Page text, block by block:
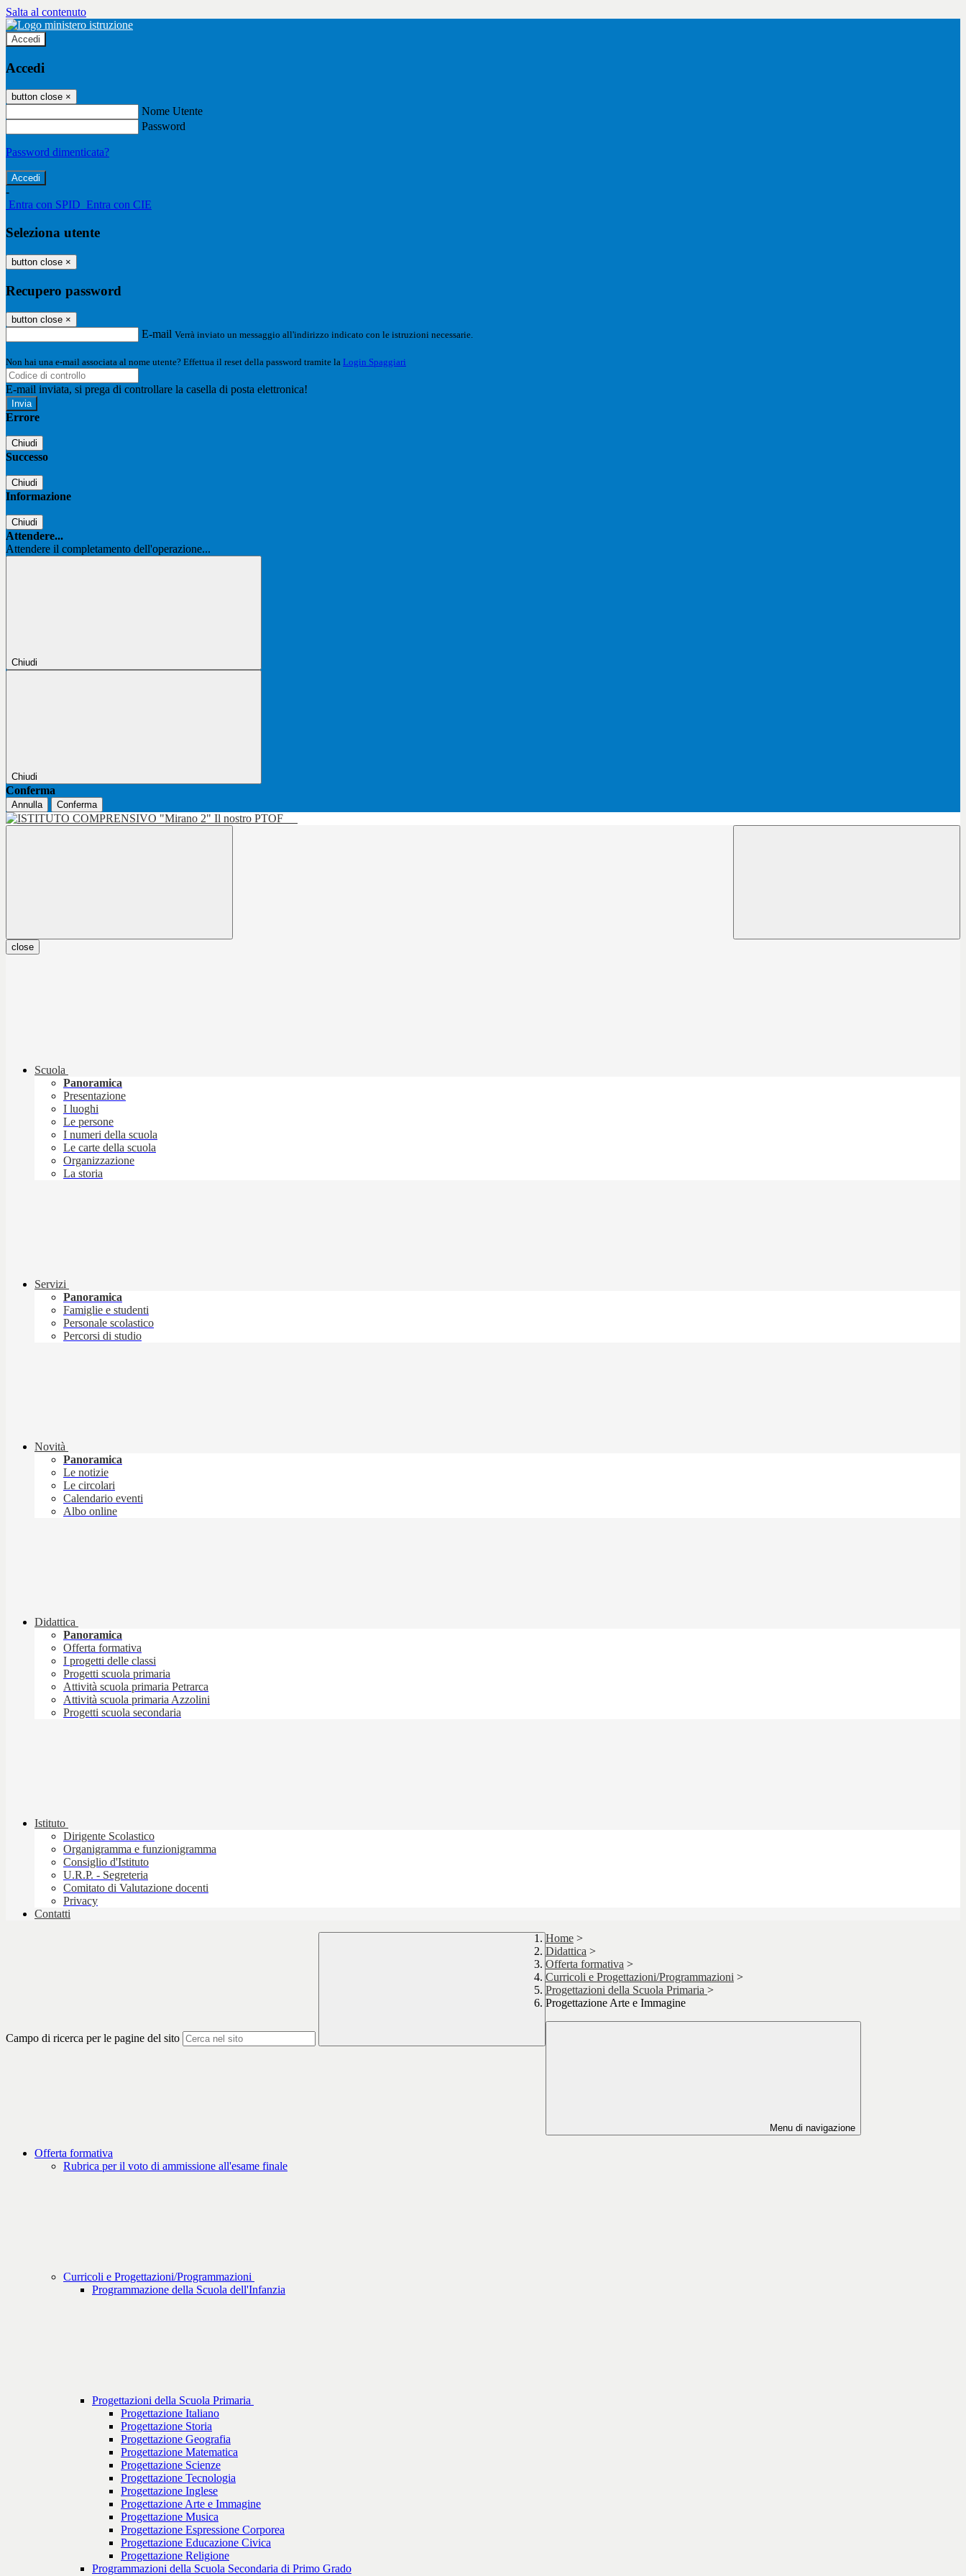
Salta al contenuto
Accedi
Accedi
button close ×
Nome Utente
Password
Password dimenticata?
-
Entra con SPID Entra con CIE
Seleziona utente
button close ×
Recupero password
button close ×
E-mail Verrà inviato un messaggio all'indirizzo indicato con le istruzioni necessarie.
Non hai una e-mail associata al nome utente? Effettua il reset della password tramite la Login Spaggiari
E-mail inviata, si prega di controllare la casella di posta elettronica!
Errore
Chiudi
Successo
Chiudi
Informazione
Chiudi
Attendere...
Attendere il completamento dell'operazione...
Chiudi
Chiudi
Conferma
Annulla Conferma
Il nostro PTOF
close
Scuola
Panoramica
Presentazione
I luoghi
Le persone
I numeri della scuola
Le carte della scuola
Organizzazione
La storia
Servizi
Panoramica
Famiglie e studenti
Personale scolastico
Percorsi di studio
Novità
Panoramica
Le notizie
Le circolari
Calendario eventi
Albo online
Didattica
Panoramica
Offerta formativa
I progetti delle classi
Progetti scuola primaria
Attività scuola primaria Petrarca
Attività scuola primaria Azzolini
Progetti scuola secondaria
Istituto
Dirigente Scolastico
Organigramma e funzionigramma
Consiglio d'Istituto
U.R.P. - Segreteria
Comitato di Valutazione docenti
Privacy
Contatti
Campo di ricerca per le pagine del sito
Home >
Didattica >
Offerta formativa >
Curricoli e Progettazioni/Programmazioni >
Progettazioni della Scuola Primaria >
Progettazione Arte e Immagine
Menu di navigazione
Offerta formativa
Rubrica per il voto di ammissione all'esame finale
Curricoli e Progettazioni/Programmazioni
Programmazione della Scuola dell'Infanzia
Progettazioni della Scuola Primaria
Progettazione Italiano
Progettazione Storia
Progettazione Geografia
Progettazione Matematica
Progettazione Scienze
Progettazione Tecnologia
Progettazione Inglese
Progettazione Arte e Immagine
Progettazione Musica
Progettazione Espressione Corporea
Progettazione Educazione Civica
Progettazione Religione
Programmazioni della Scuola Secondaria di Primo Grado